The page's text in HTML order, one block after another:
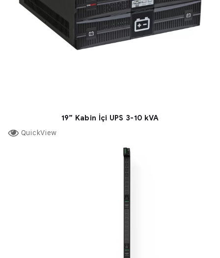
19” Kabin İçi UPS 3-10 kVA
QuickView